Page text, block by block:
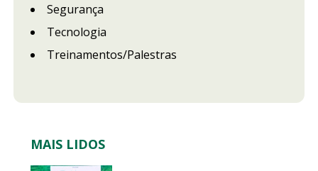
Segurança
Tecnologia
Treinamentos/Palestras
MAIS LIDOS